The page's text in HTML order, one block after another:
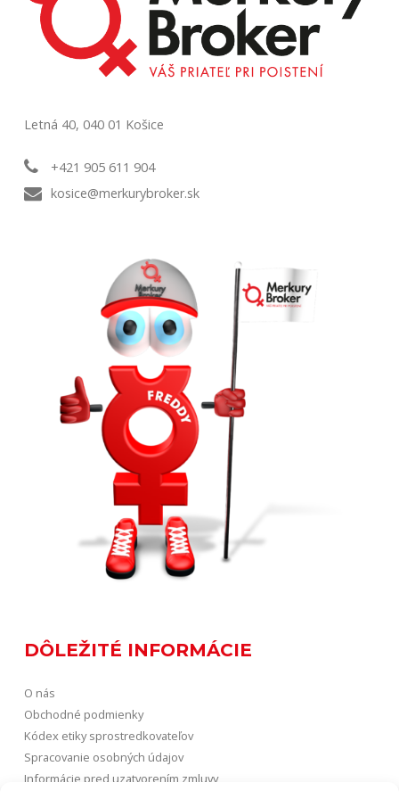
Letná 40, 040 01 Košice
+421 905 611 904
kosice@merkurybroker.sk
DÔLEŽITÉ INFORMÁCIE
O nás
Obchodné podmienky
Kódex etiky sprostredkovateľov
Spracovanie osobných údajov
Informácie pred uzatvorením zmluvy